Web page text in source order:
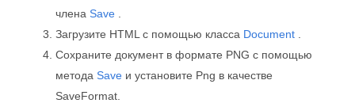
члена Save
Загрузите HTML с помощью класса Document
Сохраните документ в формате PNG с помощью
метода Save и установите Png в качестве
SaveFormat.